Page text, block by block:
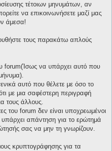
τέτοιων μηνυμάτων, αν
να επικοινωνήσετε μαζί μας
άμεσα!
τους παρακάτω απλούς
forum(Ίσως να υπάρχει αυτό που
αυτό που θέλετε με όσο το
με μια σαφέστερη περιγραφή
τους άλλους.
του forum δεν είναι υποχρεωμένοι
απάντηση για το ερώτημά
σας να μην τη γνωρίζουν.
κρυπτογράφησης για τα